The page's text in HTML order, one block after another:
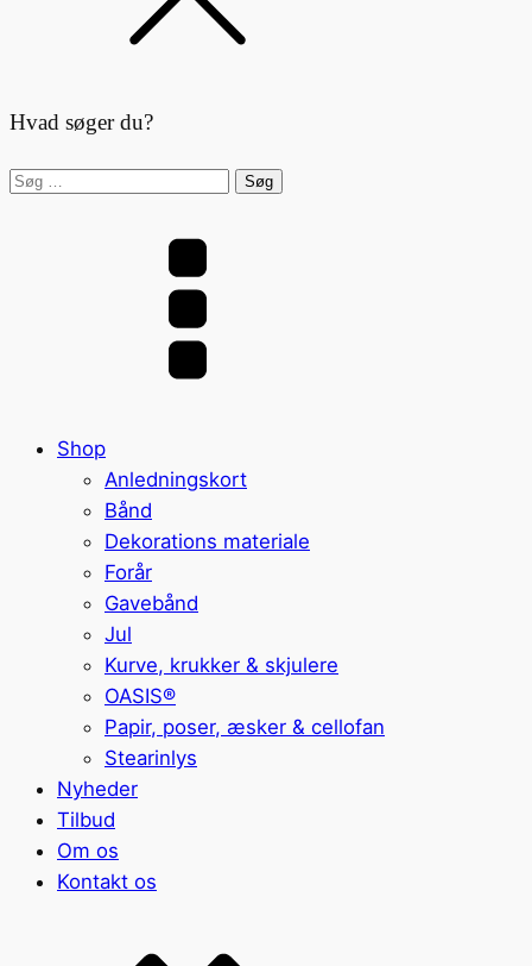
Hvad søger du?
Søg
Shop
Anledningskort
Bånd
Dekorations materiale
Forår
Gavebånd
Jul
Kurve, krukker & skjulere
OASIS®
Papir, poser, æsker & cellofan
Stearinlys
Nyheder
Tilbud
Om os
Kontakt os